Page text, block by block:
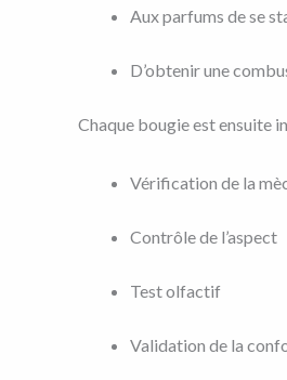
Aux parfums de se
D’obtenir une
Chaque bougie est ensuite
Vérification de la
Contrôle de l’aspect
Test olfactif
Validation de la